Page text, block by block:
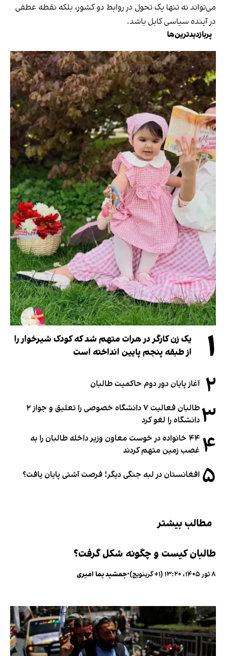
می‌تواند نه تنها یک تحول در روابط دو کشور، بلکه نقطه عطفی
در آینده سیاسی کابل باشد.
پربازدیدترین‌ها
۱
یک زن کارگر در هرات متهم شد که کودک شیرخوار را
از طبقه پنجم پایین انداخته است
۲ آغاز پایان دور دوم حاکمیت طالبان
۳
طالبان فعالیت ۷ دانشگاه خصوصی را تعلیق و جواز ۲
دانشگاه را لغو کرد
۴
۴۴ خانواده در خوست معاون وزیر داخله طالبان را به
غصب زمین متهم کردند
۵ افغانستان در لبه جنگی دیگر؛ فرصت آشتی پایان یافت؟
مطالب بیشتر
طالبان کیست و چگونه شکل گرفت؟
۸ ثور ۱۴۰۵، ۱۳:۲۰ (‎+۱ گرینویچ) •جمشید یما امیری